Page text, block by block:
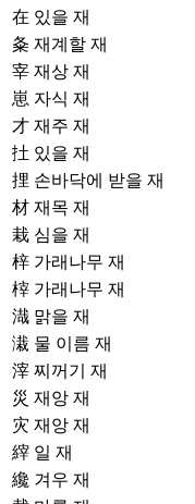
在 있을 재
夈 재계할 재
宰 재상 재
崽 자식 재
才 재주 재
扗 있을 재
捚 손바닥에 받을 재
材 재목 재
栽 심을 재
梓 가래나무 재
榟 가래나무 재
渽 맑을 재
溨 물 이름 재
滓 찌꺼기 재
災 재앙 재
灾 재앙 재
縡 일 재
纔 겨우 재